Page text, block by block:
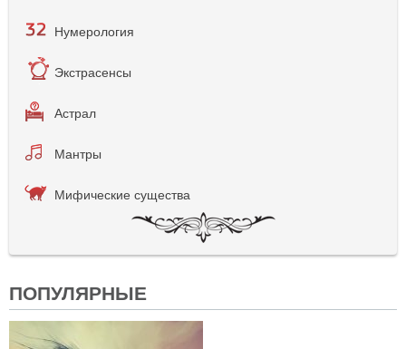
Нумерология
Экстрасенсы
Астрал
Мантры
Мифические существа
ПОПУЛЯРНЫЕ